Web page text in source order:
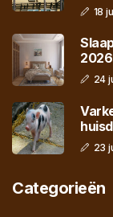
18
24
23
Categorieën